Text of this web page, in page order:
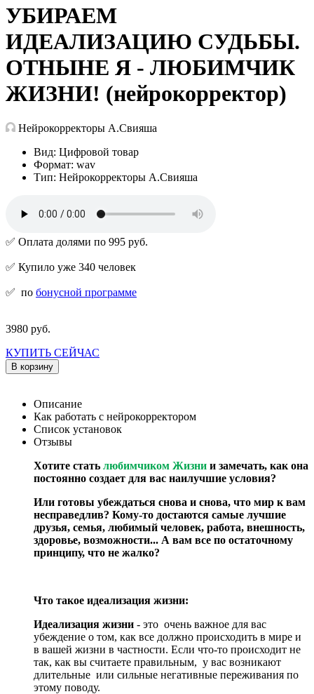
УБИРАЕМ
ИДЕАЛИЗАЦИЮ СУДЬБЫ.
ОТНЫНЕ Я - ЛЮБИМЧИК
ЖИЗНИ! (нейрокорректор)
Нейрокорректоры А.Свияша
Вид: Цифровой товар
Формат: wav
Тип: Нейрокорректоры А.Свияша
✅ Оплата долями по 995 руб.
✅ Купило уже 340 человек
✅ по бонусной программе
3980 руб.
КУПИТЬ СЕЙЧАС
В корзину
Описание
Как работать с нейрокорректором
Список установок
Отзывы
Хотите стать любимчиком Жизни и замечать, как она
постоянно создает для вас наилучшие условия?
Или готовы убеждаться снова и снова, что мир к вам
несправедлив? Кому-то достаются самые лучшие
друзья, семья, любимый человек, работа, внешность,
здоровье, возможности... А вам все по остаточному
принципу, что не жалко?
Что такое идеализация жизни:
Идеализация жизни - это очень важное для вас
убеждение о том, как все должно происходить в мире и
в вашей жизни в частности. Если что-то происходит не
так, как вы считаете правильным, у вас возникают
длительные или сильные негативные переживания по
этому поводу.